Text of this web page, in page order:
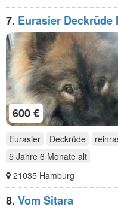
7. Eurasier Deckrüde
600 €
Eurasier Deckrüde
5 Jahre 6 Monate alt
21035 Hamburg
8. Vom Sitara